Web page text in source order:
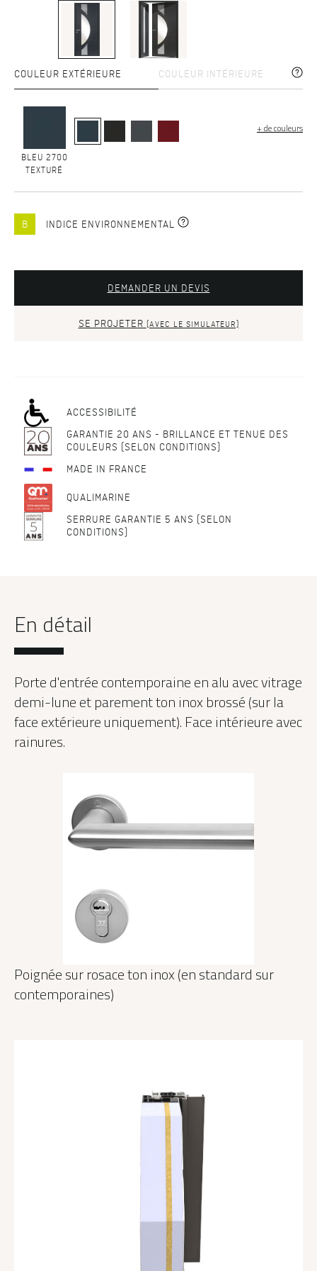
COULEUR EXTÉRIEURE COULEUR INTÉRIEURE
BLEU 2700
TEXTURÉ
+ de couleurs
B INDICE ENVIRONNEMENTAL
DEMANDER UN DEVIS
SE PROJETER (AVEC LE SIMULATEUR)
ACCESSIBILITÉ
GARANTIE 20 ANS - BRILLANCE ET TENUE DES
COULEURS (SELON CONDITIONS)
MADE IN FRANCE
QUALIMARINE
SERRURE GARANTIE 5 ANS (SELON
CONDITIONS)
En détail
Porte d'entrée contemporaine en alu avec vitrage
demi-lune et parement ton inox brossé (sur la
face extérieure uniquement). Face intérieure avec
rainures.
Poignée sur rosace ton inox (en standard sur
contemporaines)